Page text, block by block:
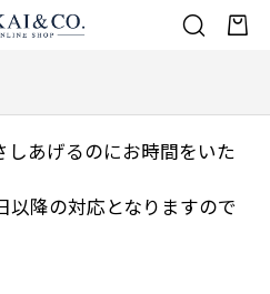
しあげるのにお時間をいた
以降の対応となりますので